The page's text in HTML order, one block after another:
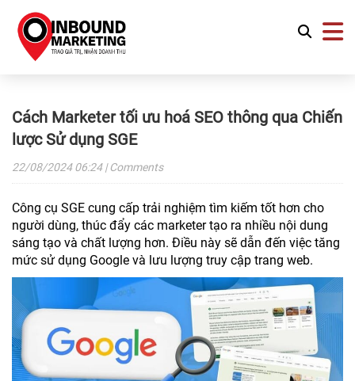
Cách Marketer tối ưu hoá SEO thông qua Chiến
lược Sử dụng SGE
22/08/202406:24| Comments
Công cụ SGE cung cấp trải nghiệm tìm kiếm tốt hơn cho
người dùng, thúc đẩy các marketer tạo ra nhiều nội dung
sáng tạo và chất lượng hơn. Điều này sẽ dẫn đến việc tăng
mức sử dụng Google và lưu lượng truy cập trang web.